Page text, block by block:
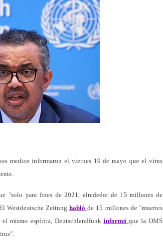
medios informaron el viernes 19 de mayo que el virus
"solo para fines de 2021, alrededor de 15 millones de
Westdeutsche Zeitunghabló de 15 millones de "muertes
el mismo espíritu, Deutschlandfunk informó que la OMS